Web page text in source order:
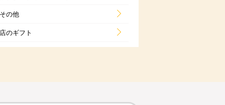
の他
のギフト